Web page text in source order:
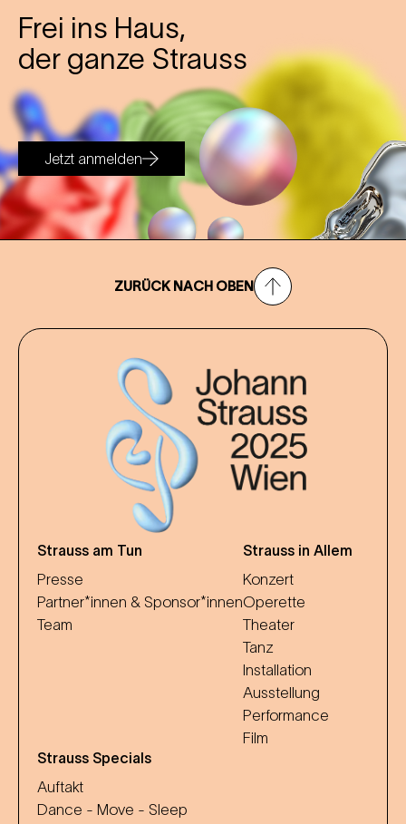
Frei ins Haus,
der ganze Strauss
Jetzt anmelden
ZURÜCK NACH OBEN
Strauss am Tun
Presse
Partner*innen & Sponsor*innen
Team
Strauss in Allem
Konzert
Operette
Theater
Tanz
Installation
Ausstellung
Performance
Film
Strauss Specials
Auftakt
Dance - Move - Sleep